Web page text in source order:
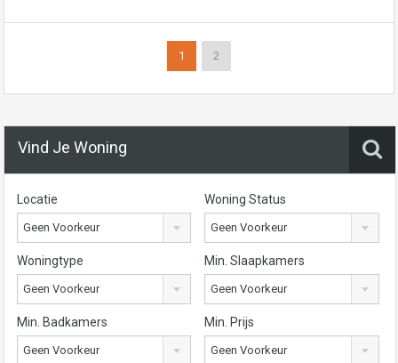
1 2
Vind Je Woning
Locatie
Geen Voorkeur
Woning Status
Geen Voorkeur
Woningtype
Geen Voorkeur
Min. Slaapkamers
Geen Voorkeur
Min. Badkamers
Geen Voorkeur
Min. Prijs
Geen Voorkeur